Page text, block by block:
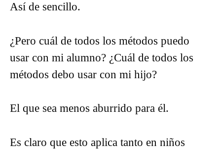
Así de sencillo.
¿Pero cuál de todos los métodos puedo
usar con mi alumno? ¿Cuál de todos los
métodos debo usar con mi hijo?
El que sea menos aburrido para él.
Es claro que esto aplica tanto en niños